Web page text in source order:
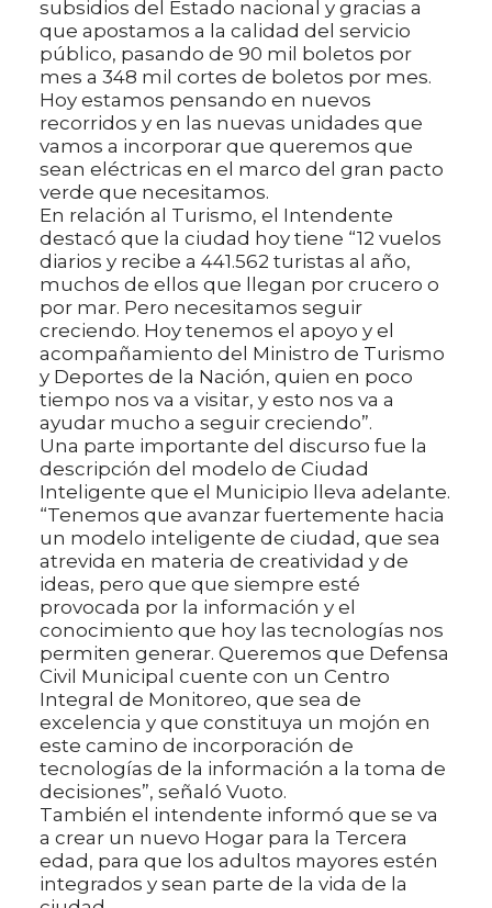
subsidios del Estado nacional y gracias a
que apostamos a la calidad del servicio
público, pasando de 90 mil boletos por
mes a 348 mil cortes de boletos por mes.
Hoy estamos pensando en nuevos
recorridos y en las nuevas unidades que
vamos a incorporar que queremos que
sean eléctricas en el marco del gran pacto
verde que necesitamos.
En relación al Turismo, el Intendente
destacó que la ciudad hoy tiene “12 vuelos
diarios y recibe a 441.562 turistas al año,
muchos de ellos que llegan por crucero o
por mar. Pero necesitamos seguir
creciendo. Hoy tenemos el apoyo y el
acompañamiento del Ministro de Turismo
y Deportes de la Nación, quien en poco
tiempo nos va a visitar, y esto nos va a
ayudar mucho a seguir creciendo”.
Una parte importante del discurso fue la
descripción del modelo de Ciudad
Inteligente que el Municipio lleva adelante.
“Tenemos que avanzar fuertemente hacia
un modelo inteligente de ciudad, que sea
atrevida en materia de creatividad y de
ideas, pero que que siempre esté
provocada por la información y el
conocimiento que hoy las tecnologías nos
permiten generar. Queremos que Defensa
Civil Municipal cuente con un Centro
Integral de Monitoreo, que sea de
excelencia y que constituya un mojón en
este camino de incorporación de
tecnologías de la información a la toma de
decisiones”, señaló Vuoto.
También el intendente informó que se va
a crear un nuevo Hogar para la Tercera
edad, para que los adultos mayores estén
integrados y sean parte de la vida de la